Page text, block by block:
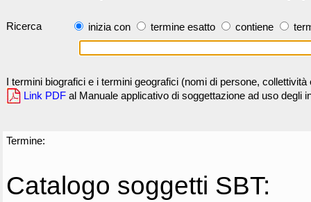
Ricerca inizia con termine esatto contiene
I termini biografici e i termini geografici (nomi di persone,
Link PDF al Manuale applicativo di soggettazione ad uso degli
Termine:
Catalogo soggetti SBT: